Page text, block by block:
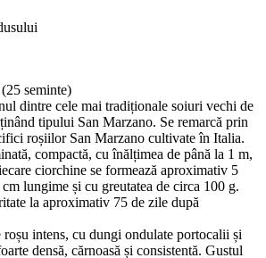
seminte)
dintre cele mai tradiționale soiuri vechi de
tipului San Marzano. Se remarcă prin
roșiilor San Marzano cultivate în Italia.
compactă, cu înălțimea de până la 1 m,
ciorchine se formează aproximativ 5
lungime și cu greutatea de circa 100 g.
la aproximativ 75 de zile după
intens, cu dungi ondulate portocalii și
densă, cărnoasă și consistentă. Gustul